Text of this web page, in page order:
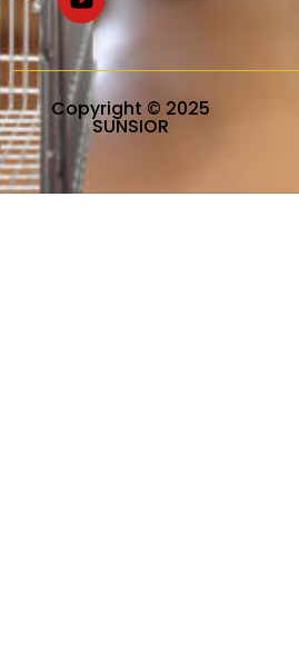
Copyright © 2025
SUNSIOR